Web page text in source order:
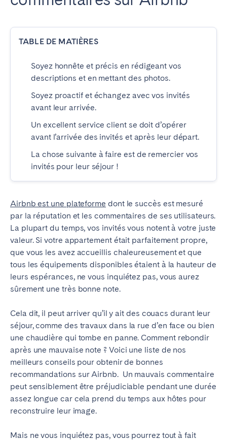
TABLE DE MATIÈRES
Soyez honnête et précis en rédigeant vos
descriptions et en mettant des photos.
Soyez proactif et échangez avec vos invités
avant leur arrivée.
Un excellent service client se doit d’opérer
avant l’arrivée des invités et après leur départ.
La chose suivante à faire est de remercier vos
invités pour leur séjour !
Airbnb est une plateforme dont le succès est mesuré
par la réputation et les commentaires de ses utilisateurs.
La plupart du temps, vos invités vous notent à votre juste
valeur.Si votre appartement était parfaitement propre,
que vous les avez accueillis chaleureusement et que
tous les équipements disponibles étaient à la hauteur de
leurs espérances, ne vous inquiétez pas, vous aurez
sûrement une très bonne note.
Cela dit, il peut arriver qu’il y ait des couacs durant leur
séjour, comme des travaux dans la rue d’en face ou bien
une chaudière qui tombe en panne. Comment rebondir
après une mauvaise note ? Voici une liste de nos
meilleurs conseils pour obtenir de bonnes
recommandations sur Airbnb. Un mauvais commentaire
peut sensiblement être préjudiciable pendant une durée
assez longue car cela prend du temps aux hôtes pour
reconstruire leur image.
Mais ne vous inquiétez pas, vous pourrez tout à fait
ESPAGNE
Saint-Sébastien
FRANCE
Cannes
Lille
Nice
PORTUGAL
Aveiro
Beja
Braga
Coimbra
Évora
Leiria
Lisbonne
Madère
Porto
Setúbal
ROYAUME-UNI